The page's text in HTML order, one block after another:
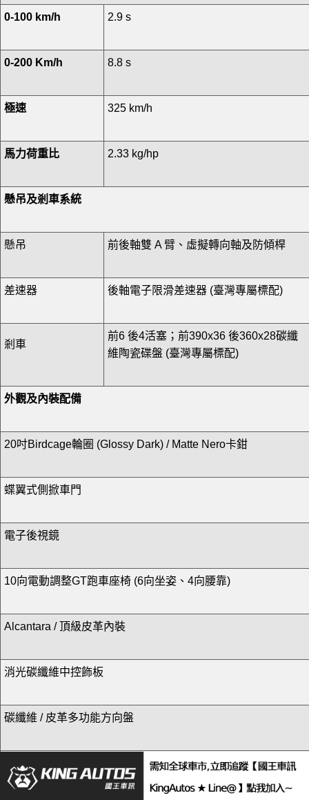
0-100 km/h 2.9 s
0-200 Km/h 8.8 s
極速 325 km/h
馬力荷重比 2.33 kg/hp
懸吊及剎車系統
懸吊 前後軸雙 A 臂、虛擬轉向軸及防傾桿
差速器 後軸電子限滑差速器 (臺灣專屬標配)
剎車
前6 後4活塞；前390x36 後360x28碳纖
維陶瓷碟盤 (臺灣專屬標配)
外觀及內裝配備
20吋Birdcage輪圈 (Glossy Dark) / Matte Nero卡鉗
蝶翼式側掀車門
電子後視鏡
10向電動調整GT跑車座椅 (6向坐姿、4向腰靠)
Alcantara / 頂級皮革內裝
消光碳纖維中控飾板
碳纖維 / 皮革多功能方向盤
鋁質換檔撥片